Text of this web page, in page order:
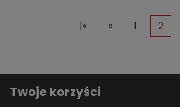
|« « 1 2
Twoje korzyści